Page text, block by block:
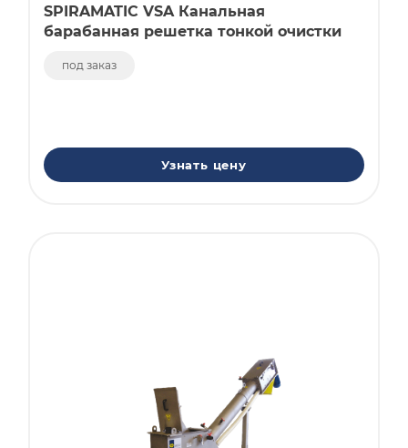
SPIRAMATIC VSA Канальная
барабанная решетка тонкой очистки
под заказ
Узнать цену